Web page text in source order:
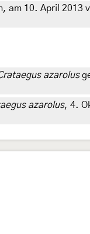
am 10. April 2013
azarolus
azarolus, 4.